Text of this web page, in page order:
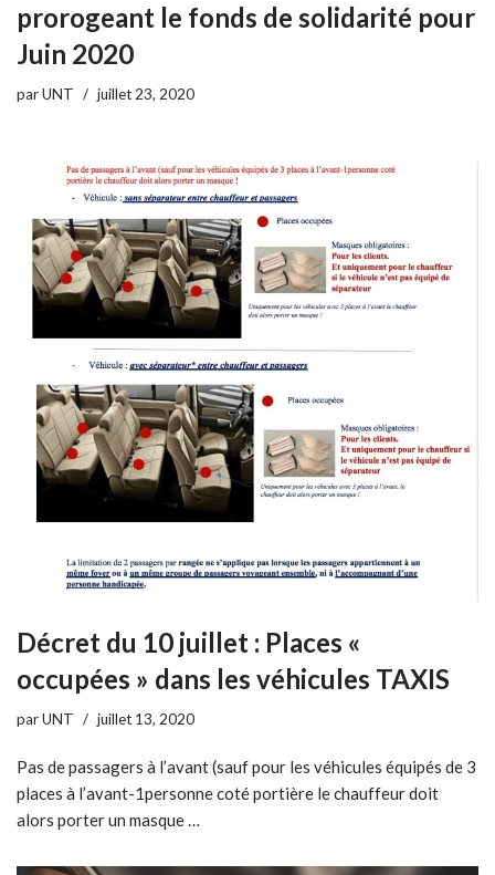
prorogeant le fonds de solidarité pour
Juin 2020
parUNT juillet 23, 2020
Décret du 10 juillet : Places «
occupées » dans les véhicules TAXIS
parUNT juillet 13, 2020
Pas de passagers à l’avant (sauf pour les véhicules équipés de 3
places à l’avant-1personne coté portière le chauffeur doit
alors porter un masque …